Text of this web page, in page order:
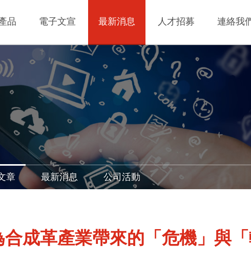
品 電子文宣 最新消息 人才招募 連絡我
章 最新消息 公司活動
成革產業帶來的「危機」與「